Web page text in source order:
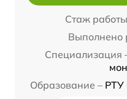
Стаж
Выполнено
Специализация
Образование – РТУ